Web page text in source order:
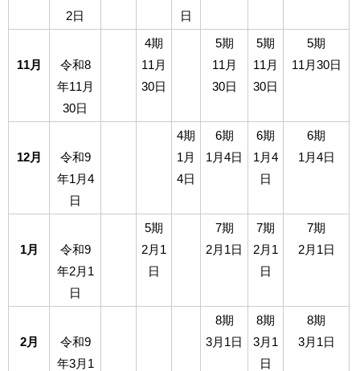
2日
日
11月
令和8
年11月
30日
4期
11月
30日
5期
11月
30日
5期
11月
30日
5期
11月30日
12月
令和9
年1月4
日
4期
1月
4日
6期
1月4日
6期
1月4
日
6期
1月4日
1月
令和9
年2月1
日
5期
2月1
日
7期
2月1日
7期
2月1
日
7期
2月1日
2月
令和9
年3月1
8期
3月1日
8期
3月1
日
8期
3月1日